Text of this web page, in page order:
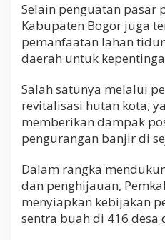
Selain penguatan pasar
Kabupaten Bogor juga
pemanfaatan lahan
daerah untuk
Salah satunya melalui
revitalisasi hutan kota,
memberikan dampak
pengurangan banjir di
Dalam rangka
dan penghijauan,
menyiapkan kebijakan
sentra buah di 416 desa